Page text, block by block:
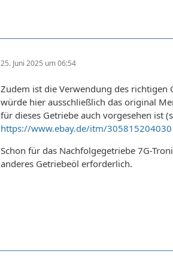
25. Juni 2025 um 06:54
Zudem ist die Verwendung des richtigen
würde hier ausschließlich das original
für dieses Getriebe auch vorgesehen ist
https://www.ebay.de/itm/305815204030
Schon für das Nachfolgegetriebe 7G-
anderes Getriebeöl erforderlich.